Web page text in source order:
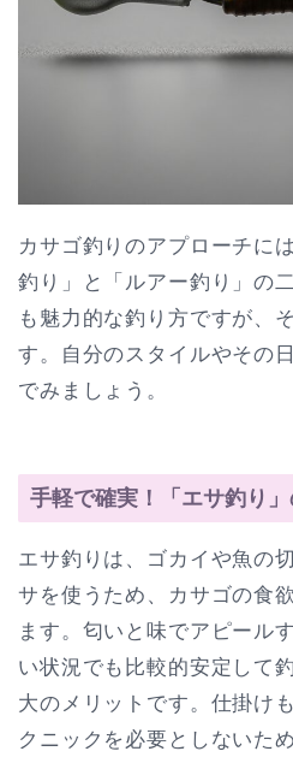
カサゴ釣りのアプローチに
釣り」と「ルアー釣り」の
も魅力的な釣り方ですが、
す。自分のスタイルやその
でみましょう。
手軽で確実！「エサ釣り」
エサ釣りは、ゴカイや魚の
サを使うため、カサゴの食
ます。匂いと味でアピール
い状況でも比較的安定して
大のメリットです。仕掛け
クニックを必要としないた